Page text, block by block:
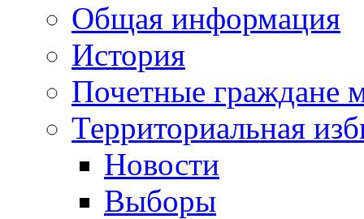
Общая информация
История
Почетные граждане
Территориальная
Новости
Выборы